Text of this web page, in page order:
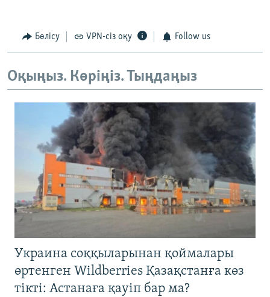
Бөлісу VPN-сіз оқу Follow us
Оқыңыз. Көріңіз. Тыңдаңыз
Украина соққыларынан қоймалары
өртенген Wildberries Қазақстанға көз
тікті: Астанаға қауіп бар ма?